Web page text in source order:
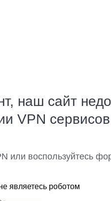
наш сайт
VPN сервисов
или воспользуйтесь
являетесь роботом